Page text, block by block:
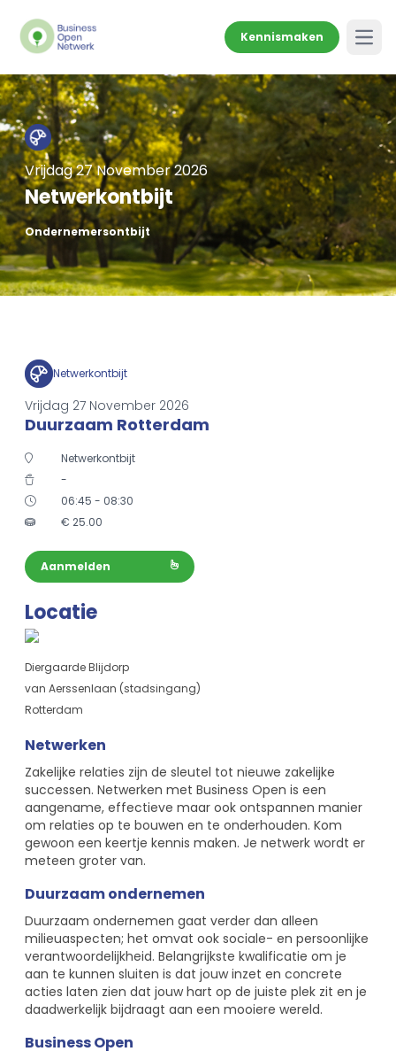
Kennismaken
Vrijdag 27 November 2026
Netwerkontbijt
Ondernemersontbijt
Netwerkontbijt
Vrijdag 27 November 2026
Duurzaam Rotterdam
Netwerkontbijt
-
06:45 - 08:30
€ 25.00
Aanmelden
Locatie
Diergaarde Blijdorp
van Aerssenlaan (stadsingang)
Rotterdam
Netwerken
Zakelijke relaties zijn de sleutel tot nieuwe zakelijke
successen. Netwerken met Business Open is een
aangename, effectieve maar ook ontspannen manier
om relaties op te bouwen en te onderhouden. Kom
gewoon een keertje kennis maken. Je netwerk wordt er
meteen groter van.
Duurzaam ondernemen
Duurzaam ondernemen gaat verder dan alleen
milieuaspecten; het omvat ook sociale- en persoonlijke
verantwoordelijkheid. Belangrijkste kwalificatie om je
aan te kunnen sluiten is dat jouw inzet en concrete
acties laten zien dat jouw hart op de juiste plek zit en je
daadwerkelijk bijdraagt aan een mooiere wereld.
Business Open